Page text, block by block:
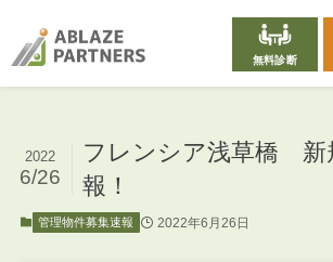
無料診断
フレンシア浅草橋 新
報！
2022
6/26
管理物件募集速報 2022年6月26日